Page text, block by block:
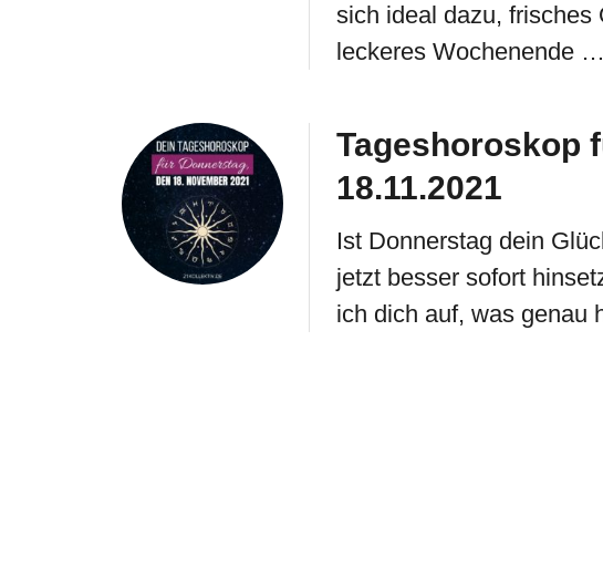
sich ideal dazu, frisches
leckeres Wochenende …
Tageshoroskop
18.11.2021
Ist Donnerstag dein
jetzt besser sofort
ich dich auf, was genau